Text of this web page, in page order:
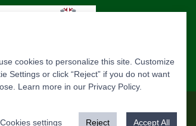
Cookie settings
cookies to personalize this site. Customize
Settings or click “Reject” if you do not want
Learn more in our Privacy Policy.
Cookies settings Reject Accept All